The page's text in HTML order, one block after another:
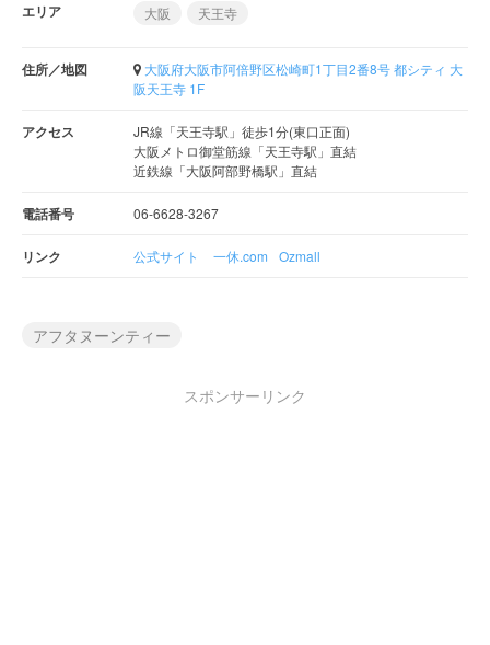
エリア 大阪 天王寺
住所／地図
大阪府大阪市阿倍野区松崎町1丁目2番8号 都シティ 大
阪天王寺 1F
アクセス
JR線「天王寺駅」徒歩1分(東口正面)
大阪メトロ御堂筋線「天王寺駅」直結
近鉄線「大阪阿部野橋駅」直結
電話番号 06-6628-3267
リンク 公式サイト 一休.com Ozmall
アフタヌーンティー
スポンサーリンク